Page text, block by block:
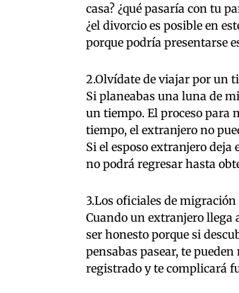
casa? ¿qué pasaría con tu
¿el divorcio es posible en
porque podría presentarse
2.Olvídate de viajar por un
Si planeabas una luna de
un tiempo. El proceso para
tiempo, el extranjero no
Si el esposo extranjero deja
no podrá regresar hasta
3.Los oficiales de
Cuando un extranjero llega
ser honesto porque si
pensabas pasear, te
registrado y te complicará